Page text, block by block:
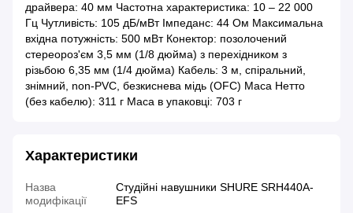
драйвера: 40 мм Частотна характеристика: 10 – 22 000
Гц Чутливість: 105 дБ/мВт Імпеданс: 44 Ом Максимальна
вхідна потужність: 500 мВт Конектор: позолочений
стереороз'єм 3,5 мм (1/8 дюйма) з перехідником з
різьбою 6,35 мм (1/4 дюйма) Кабель: 3 м, спіральний,
знімний, non-PVC, безкиснева мідь (OFC) Маса Нетто
(без кабелю): 311 г Маса в упаковці: 703 г
Характеристики
Назва
модифікації
Студійні навушники SHURE SRH440A-
EFS